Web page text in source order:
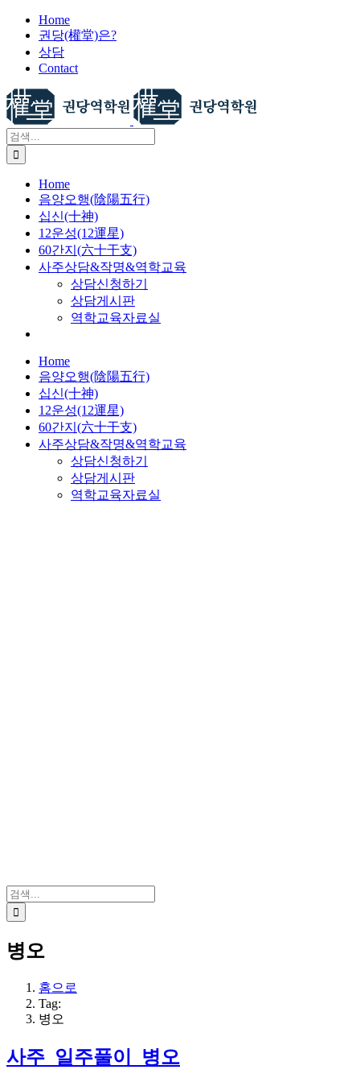
건
너
뛰
기
Home
권당(權堂)은?
상담
Contact
검
색:
Home
음양오행(陰陽五行)
십신(十神)
12운성(12運星)
60간지(六十干支)
사주상담&작명&역학교육
상담신청하기
상담게시판
역학교육자료실
Home
음양오행(陰陽五行)
십신(十神)
12운성(12運星)
60간지(六十干支)
사주상담&작명&역학교육
상담신청하기
상담게시판
역학교육자료실
검
색:
병오
홈으로
Tag:
병오
사주_일주풀이_병오